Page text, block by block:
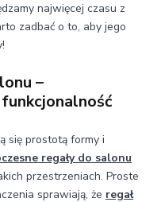
najwięcej czasu z
zadbać o to, aby jego
–
się prostotą formy i
regały do salonu
przestrzeniach. Proste
sprawiają, że regał